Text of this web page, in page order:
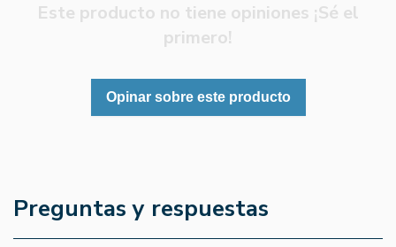
Este producto no tiene opiniones ¡Sé el
primero!
Opinar sobre este producto
Preguntas y respuestas